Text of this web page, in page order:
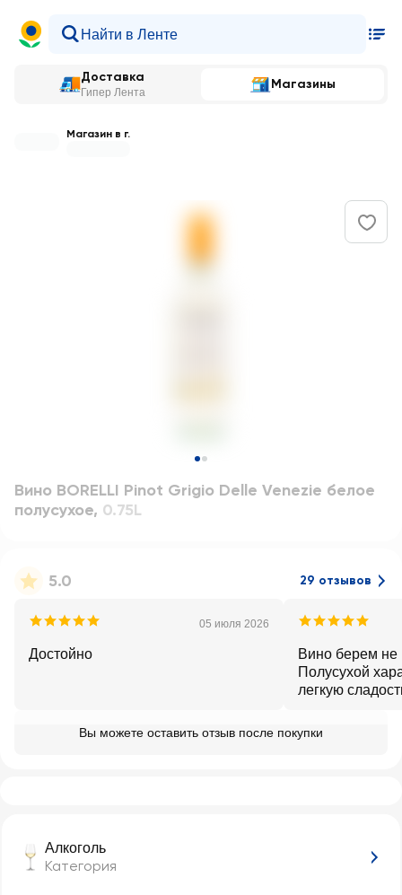
Доставка
Гипер Лента
Магазины
Магазин в г.
Вино BORELLI Pinot Grigio Delle Venezie белое
полусухое, 0.75L
5.0 29 отзывов
05 июля 2026
Достойно
Вино берем не
Полусухой
легкую
Вы можете оставить отзыв после покупки
Алкоголь
Категория